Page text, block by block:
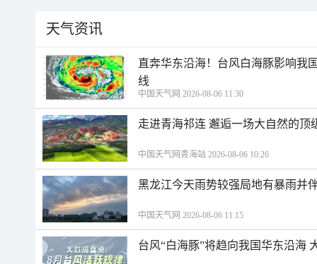
天气资讯
直奔华东沿海！台风白海豚影响我
线
中国天气网 2026-08-06 11:30
走进青海祁连 邂逅一场大自然的顶
中国天气网青海站 2026-08-06 10:26
黑龙江今天雨势较强局地有暴雨并
中国天气网 2026-08-06 11:15
台风“白海豚”将趋向我国华东沿海